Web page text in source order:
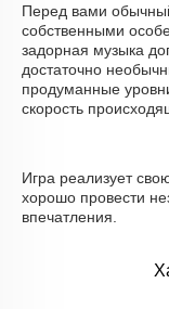
Перед вами
собственными
задорная музыка
достаточно
продуманные
скорость
Игра реализует
хорошо провести
впечатления.